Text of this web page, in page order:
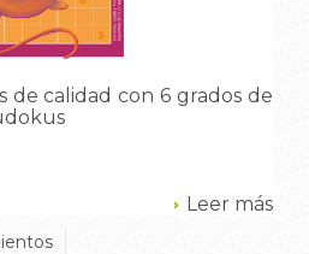
de calidad con 6 grados de
Leer más